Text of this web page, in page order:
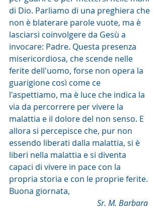
di Dio. Parliamo di una preghiera che
non è blaterare parole vuote, ma è
lasciarsi coinvolgere da Gesù a
invocare: Padre. Questa presenza
misericordiosa, che scende nelle
ferite dell'uomo, forse non opera la
guarigione così come ce
l'aspettiamo, ma è luce che indica la
via da percorrere per vivere la
malattia e il dolore del non senso. E
allora si percepisce che, pur non
essendo liberati dalla malattia, si è
liberi nella malattia e si diventa
capaci di vivere in pace con la
propria storia e con le proprie ferite.
Buona giornata,
Sr. M. Barbara